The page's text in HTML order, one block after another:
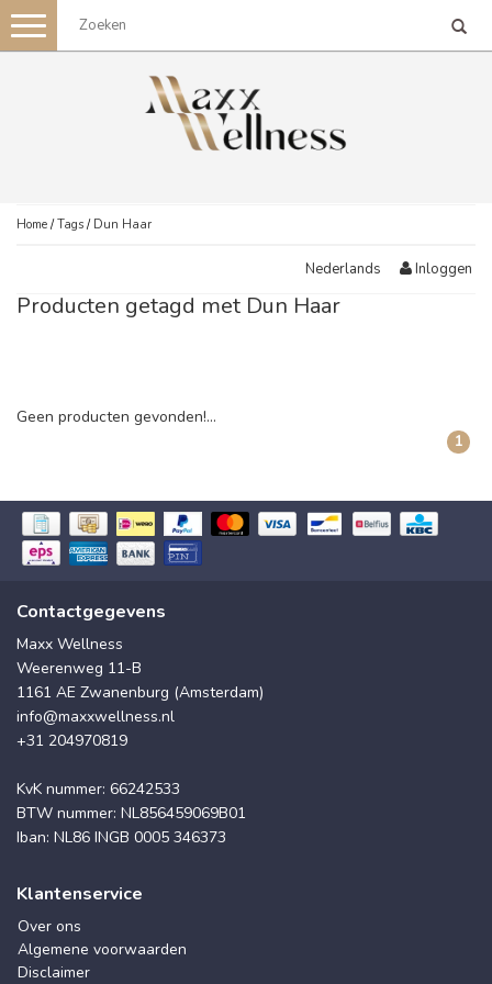
Toggle
navigation
Home /Tags / Dun Haar
Nederlands Inloggen
Producten getagd met Dun Haar
Geen producten gevonden!...
1
Contactgegevens
Maxx Wellness
Weerenweg 11-B
1161 AE Zwanenburg (Amsterdam)
info@maxxwellness.nl
+31 204970819
KvK nummer: 66242533
BTW nummer: NL856459069B01
Iban: NL86 INGB 0005 346373
Klantenservice
Over ons
Algemene voorwaarden
Disclaimer